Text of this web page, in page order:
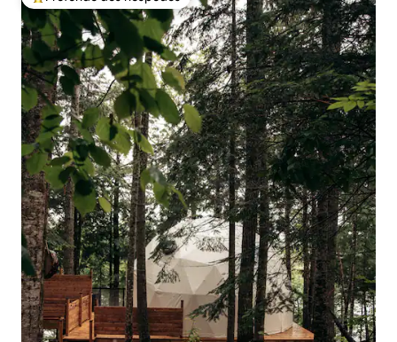
Entre os melhores preferidos dos hóspedes